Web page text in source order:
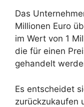
Das
Millionen Euro
im Wert von 1
die für einen
gehandelt
Es entscheidet
zurückzukaufen